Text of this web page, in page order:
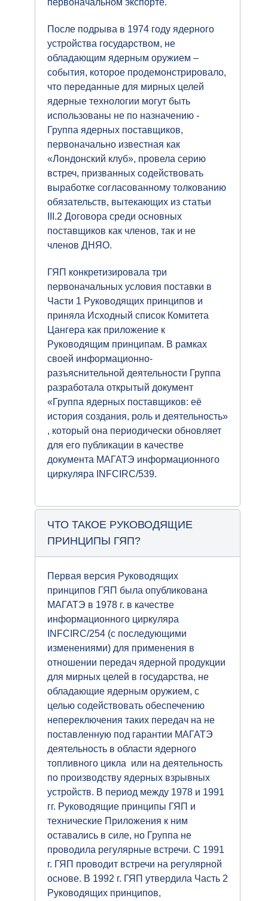
первоначальном экспорте.
После подрыва в 1974 году ядерного
устройства государством, не
обладающим ядерным оружием –
события, которое продемонстрировало,
что переданные для мирных целей
ядерные технологии могут быть
использованы не по назначению -
Группа ядерных поставщиков,
первоначально известная как
«Лондонский клуб», провела серию
встреч, призванных содействовать
выработке согласованному толкованию
обязательств, вытекающих из статьи
III.2 Договора среди основных
поставщиков как членов, так и не
членов ДНЯО.
ГЯП конкретизировала три
первоначальных условия поставки в
Части 1 Руководящих принципов и
приняла Исходный список Комитета
Цангера как приложение к
Руководящим принципам. В рамках
своей информационно-
разъяснительной деятельности Группа
разработала открытый документ
«Группа ядерных поставщиков: её
история создания, роль и деятельность»
, который она периодически обновляет
для его публикации в качестве
документа МАГАТЭ информационного
циркуляра INFCIRC/539.
ЧТО ТАКОЕ РУКОВОДЯЩИЕ
ПРИНЦИПЫ ГЯП?
Первая версия Руководящих
принципов ГЯП была опубликована
МАГАТЭ в 1978 г. в качестве
информационного циркуляра
INFCIRC/254 (с последующими
изменениями) для применения в
отношении передач ядерной продукции
для мирных целей в государства, не
обладающие ядерным оружием, с
целью содействовать обеспечению
непереключения таких передач на не
поставленную под гарантии МАГАТЭ
деятельность в области ядерного
топливного цикла или на деятельность
по производству ядерных взрывных
устройств. В период между 1978 и 1991
гг. Руководящие принципы ГЯП и
технические Приложения к ним
оставались в силе, но Группа не
проводила регулярные встречи. С 1991
г. ГЯП проводит встречи на регулярной
основе. В 1992 г. ГЯП утвердила Часть 2
Руководящих принципов,